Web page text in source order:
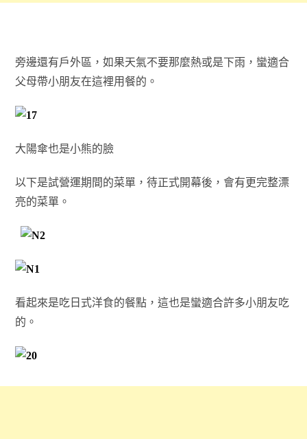
旁邊還有戶外區，如果天氣不要那麼熱或是下雨，蠻適合
父母帶小朋友在這裡用餐的。
大陽傘也是小熊的臉
以下是試營運期間的菜單，待正式開幕後，會有更完整漂
亮的菜單。
看起來是吃日式洋食的餐點，這也是蠻適合許多小朋友吃
的。